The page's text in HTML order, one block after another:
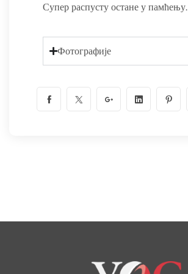
Супер распусту остане у памћењу.
Фотографије